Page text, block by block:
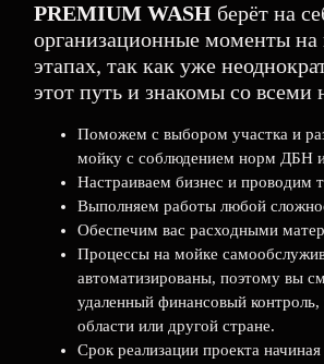
PREMIUM WASH берёт на
организационные моменты на
этапах, так как уже
этот путь и знакомы со
Поможем с выбором участка и
мойку с соблюдением норм ДБН
Настраиваем бизнес и проводим
Выполняем работы любой
Обеспечим вас расходными
Процессы на мойке
автоматизированы, поэтому вы
удаленный финансовый контроль,
области или другой стране.
Срок реализации проекта